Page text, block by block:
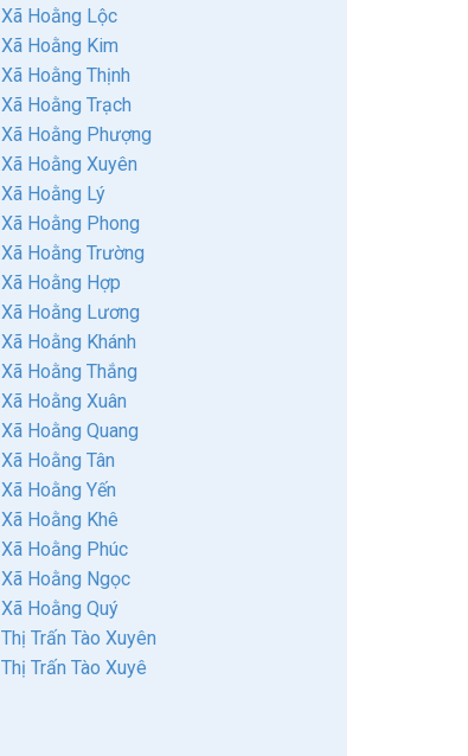
Xã Hoằng Lộc
Xã Hoằng Kim
Xã Hoằng Thịnh
Xã Hoằng Trạch
Xã Hoằng Phượng
Xã Hoằng Xuyên
Xã Hoằng Lý
Xã Hoằng Phong
Xã Hoằng Trường
Xã Hoằng Hợp
Xã Hoằng Lương
Xã Hoằng Khánh
Xã Hoằng Thắng
Xã Hoằng Xuân
Xã Hoằng Quang
Xã Hoằng Tân
Xã Hoằng Yến
Xã Hoằng Khê
Xã Hoằng Phúc
Xã Hoằng Ngọc
Xã Hoằng Quý
Thị Trấn Tào Xuyên
Thị Trấn Tào Xuyê